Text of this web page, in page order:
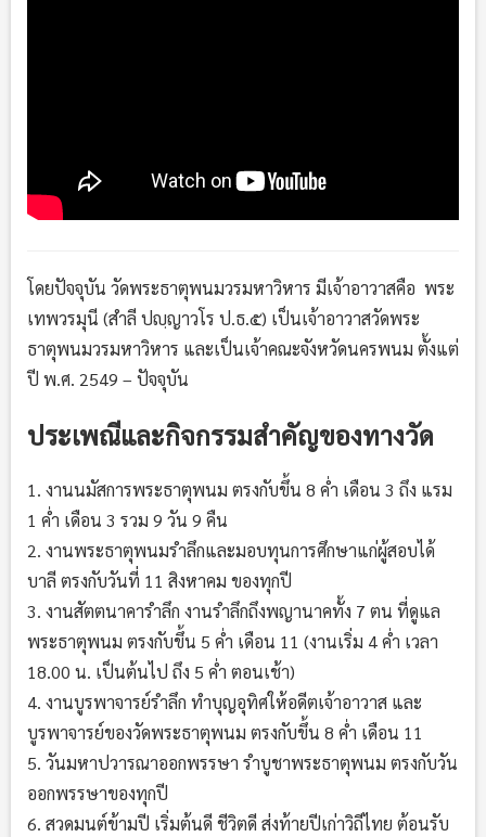
โดยปัจจุบัน วัดพระธาตุพนมวรมหาวิหาร มีเจ้าอาวาสคือ พระ
เทพวรมุนี (สำลี ปญฺญาวโร ป.ธ.๕) เป็นเจ้าอาวาสวัดพระ
ธาตุพนมวรมหาวิหาร และเป็นเจ้าคณะจังหวัดนครพนม ตั้งแต่
ปี พ.ศ. 2549 – ปัจจุบัน
ประเพณีและกิจกรรมสำคัญของทางวัด
1. งานนมัสการพระธาตุพนม ตรงกับขึ้น 8 ค่ำ เดือน 3 ถึง แรม
1 ค่ำ เดือน 3 รวม 9 วัน 9 คืน
2. งานพระธาตุพนมรำลึกและมอบทุนการศึกษาแก่ผู้สอบได้
บาลี ตรงกับวันที่ 11 สิงหาคม ของทุกปี
3. งานสัตตนาคารำลึก งานรำลึกถึงพญานาคทั้ง 7 ตน ที่ดูแล
พระธาตุพนม ตรงกับขึ้น 5 ค่ำ เดือน 11 (งานเริ่ม 4 ค่ำ เวลา
18.00 น. เป็นต้นไป ถึง 5 ค่ำ ตอนเช้า)
4. งานบูรพาจารย์รำลึก ทำบุญอุทิศให้อดีตเจ้าอาวาส และ
บูรพาจารย์ของวัดพระธาตุพนม ตรงกับขึ้น 8 ค่ำ เดือน 11
5. วันมหาปวารณาออกพรรษา รำบูชาพระธาตุพนม ตรงกับวัน
ออกพรรษาของทุกปี
6. สวดมนต์ข้ามปี เริ่มต้นดี ชีวิตดี ส่งท้ายปีเก่าวิถีไทย ต้อนรับ